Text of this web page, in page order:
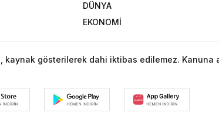
DÜNYA
EKONOMİ
gösterilerek dahi iktibas edilemez. Kanuna